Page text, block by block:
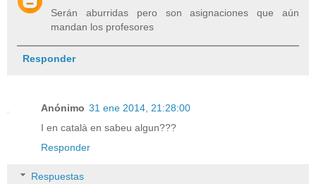
Serán aburridas pero son asignaciones que aún
mandan los profesores
Responder
Anónimo 31 ene 2014, 21:28:00
I en català en sabeu algun???
Responder
Respuestas